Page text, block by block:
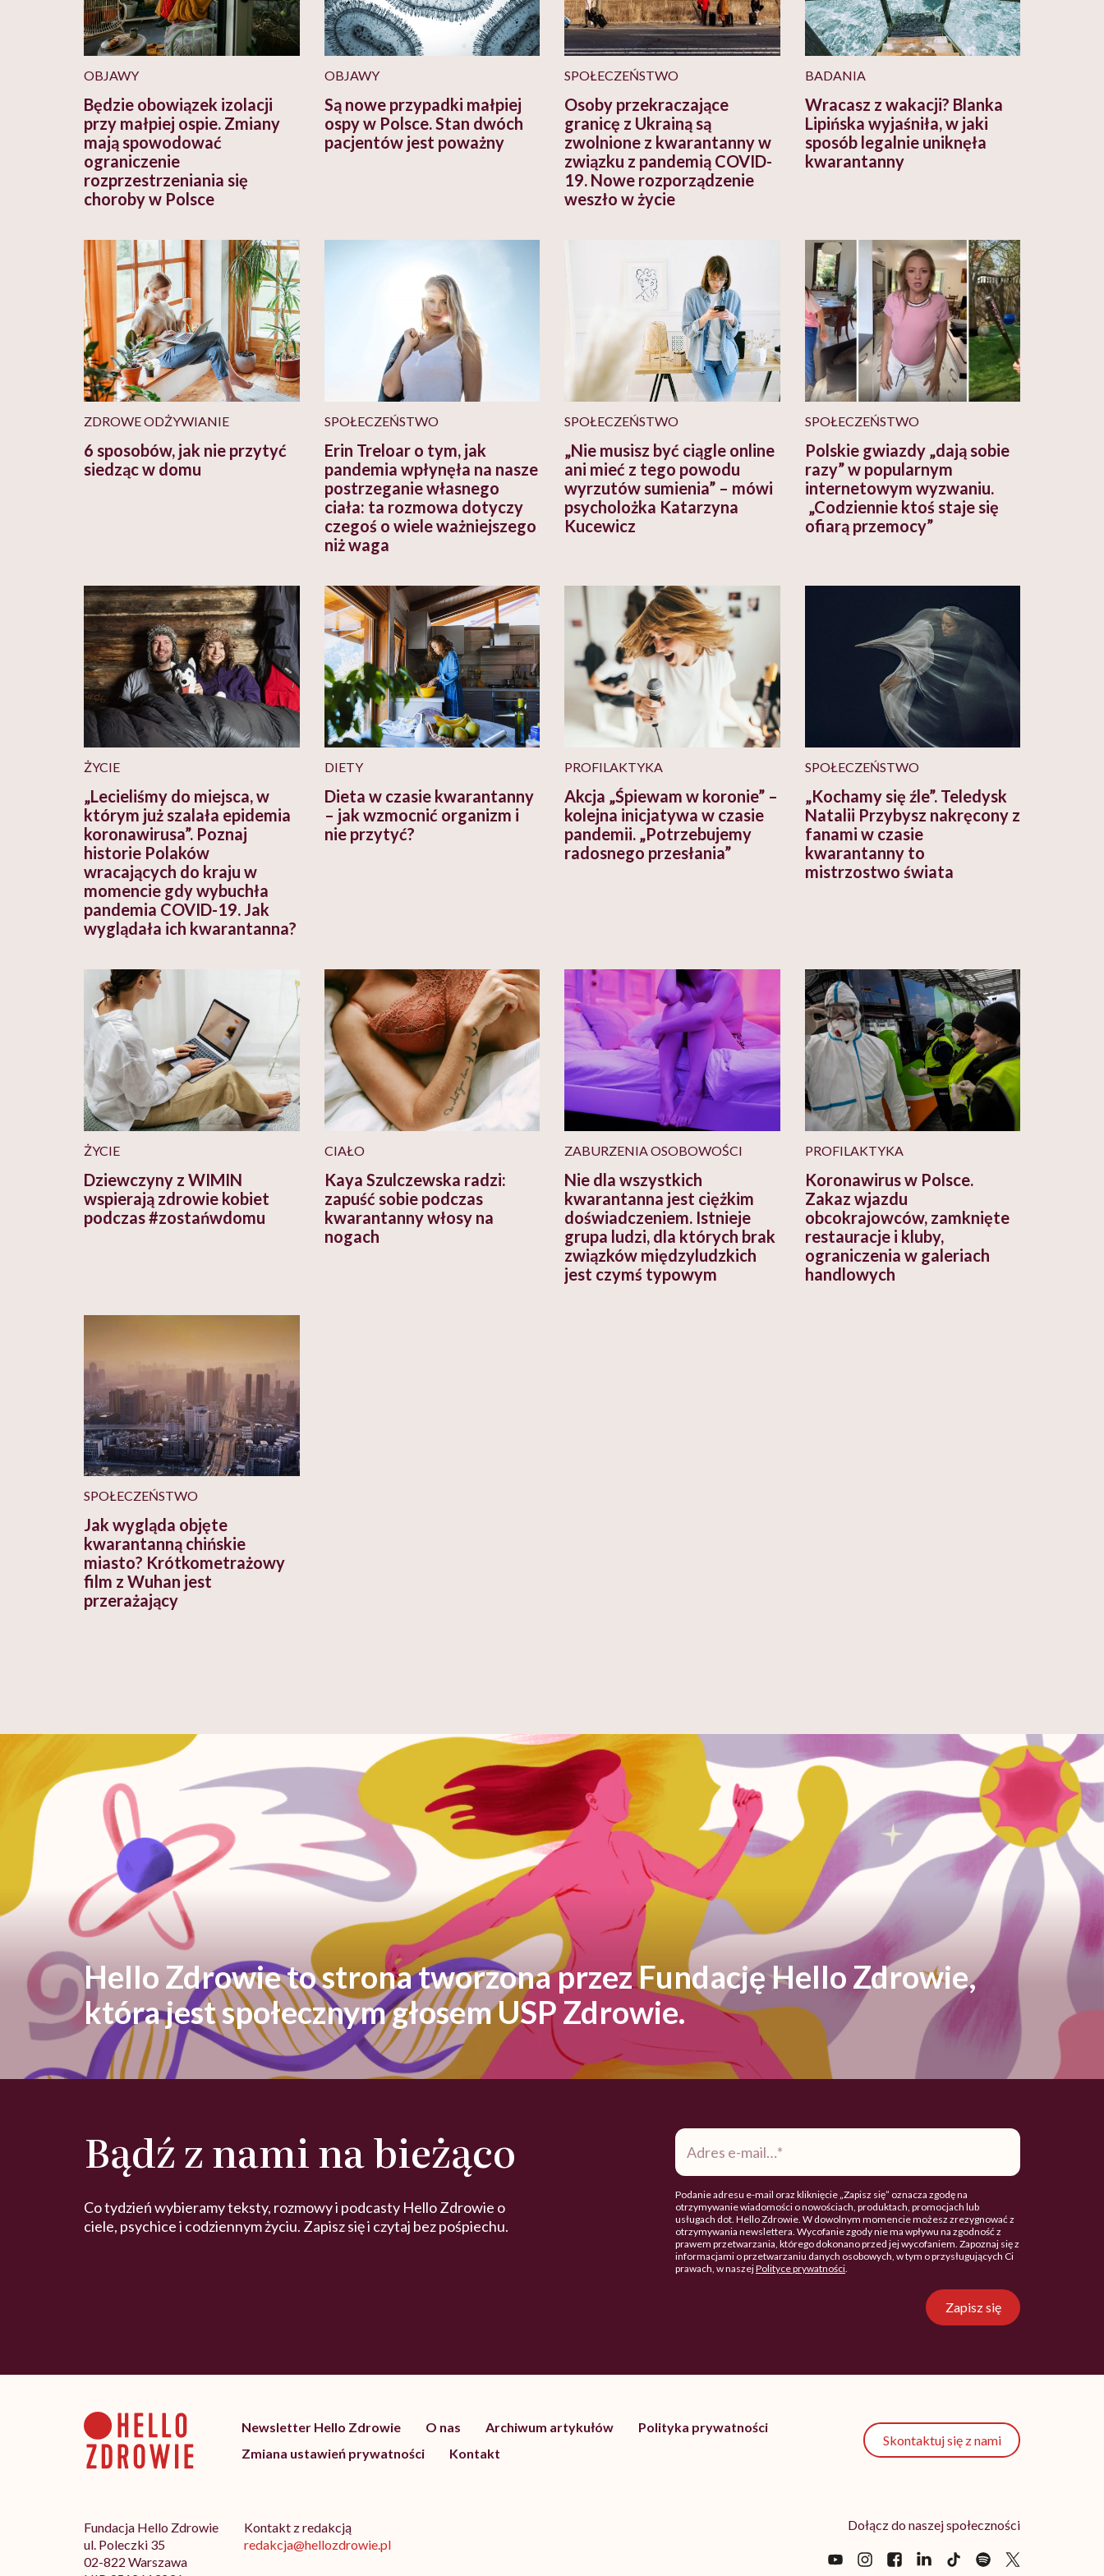
OBJAWY
Będzie obowiązek izolacji
przy małpiej ospie. Zmiany
mają spowodować
ograniczenie
rozprzestrzeniania się
choroby w Polsce
OBJAWY
Są nowe przypadki małpiej
ospy w Polsce. Stan dwóch
pacjentów jest poważny
SPOŁECZEŃSTWO
Osoby przekraczające
granicę z Ukrainą są
zwolnione z kwarantanny w
związku z pandemią COVID-
19. Nowe rozporządzenie
weszło w życie
BADANIA
Wracasz z wakacji? Blanka
Lipińska wyjaśniła, w jaki
sposób legalnie uniknęła
kwarantanny
ZDROWE ODŻYWIANIE
6 sposobów, jak nie przytyć
siedząc w domu
SPOŁECZEŃSTWO
Erin Treloar o tym, jak
pandemia wpłynęła na nasze
postrzeganie własnego
ciała: ta rozmowa dotyczy
czegoś o wiele ważniejszego
niż waga
SPOŁECZEŃSTWO
„Nie musisz być ciągle online
ani mieć z tego powodu
wyrzutów sumienia” – mówi
psycholożka Katarzyna
Kucewicz
SPOŁECZEŃSTWO
Polskie gwiazdy „dają sobie
razy” w popularnym
internetowym wyzwaniu.
„Codziennie ktoś staje się
ofiarą przemocy”
ŻYCIE
„Lecieliśmy do miejsca, w
którym już szalała epidemia
koronawirusa”. Poznaj
historie Polaków
wracających do kraju w
momencie gdy wybuchła
pandemia COVID-19. Jak
wyglądała ich kwarantanna?
DIETY
Dieta w czasie kwarantanny
– jak wzmocnić organizm i
nie przytyć?
PROFILAKTYKA
Akcja „Śpiewam w koronie” –
kolejna inicjatywa w czasie
pandemii. „Potrzebujemy
radosnego przesłania”
SPOŁECZEŃSTWO
„Kochamy się źle”. Teledysk
Natalii Przybysz nakręcony z
fanami w czasie
kwarantanny to
mistrzostwo świata
ŻYCIE
Dziewczyny z WIMIN
wspierają zdrowie kobiet
podczas #zostańwdomu
CIAŁO
Kaya Szulczewska radzi:
zapuść sobie podczas
kwarantanny włosy na
nogach
ZABURZENIA OSOBOWOŚCI
Nie dla wszystkich
kwarantanna jest ciężkim
doświadczeniem. Istnieje
grupa ludzi, dla których brak
związków międzyludzkich
jest czymś typowym
PROFILAKTYKA
Koronawirus w Polsce.
Zakaz wjazdu
obcokrajowców, zamknięte
restauracje i kluby,
ograniczenia w galeriach
handlowych
SPOŁECZEŃSTWO
Jak wygląda objęte
kwarantanną chińskie
miasto? Krótkometrażowy
film z Wuhan jest
przerażający
Hello Zdrowie to strona tworzona przez Fundację Hello Zdrowie,
która jest społecznym głosem USP Zdrowie.
Bądź z nami na bieżąco
Co tydzień wybieramy teksty, rozmowy i podcasty Hello Zdrowie o
ciele, psychice i codziennym życiu. Zapisz się i czytaj bez pośpiechu.
Adres
mail*
Podanie adresu e-mail oraz kliknięcie „Zapisz się” oznacza zgodę na
otrzymywanie wiadomości o nowościach, produktach, promocjach lub
usługach dot. Hello Zdrowie. W dowolnym momencie możesz zrezygnować z
otrzymywania newslettera. Wycofanie zgody nie ma wpływu na zgodność z
prawem przetwarzania, którego dokonano przed jej wycofaniem. Zapoznaj się z
informacjami o przetwarzaniu danych osobowych, w tym o przysługujących Ci
prawach, w naszejPolityce prywatności.
Zapisz się
Newsletter Hello Zdrowie O nas Archiwum artykułów
Polityka prywatności
Zmiana ustawień prywatności
Kontakt
Skontaktuj się z nami
Fundacja Hello Zdrowie
ul. Poleczki 35
02-822 Warszawa
Kontakt z redakcją
redakcja@hellozdrowie.pl
Dołącz do naszej społeczności